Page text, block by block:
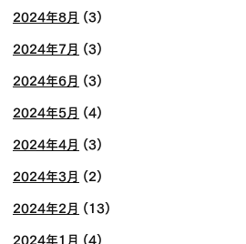
2024年8月 (3)
2024年7月 (3)
2024年6月 (3)
2024年5月 (4)
2024年4月 (3)
2024年3月 (2)
2024年2月 (13)
2024年1月 (4)